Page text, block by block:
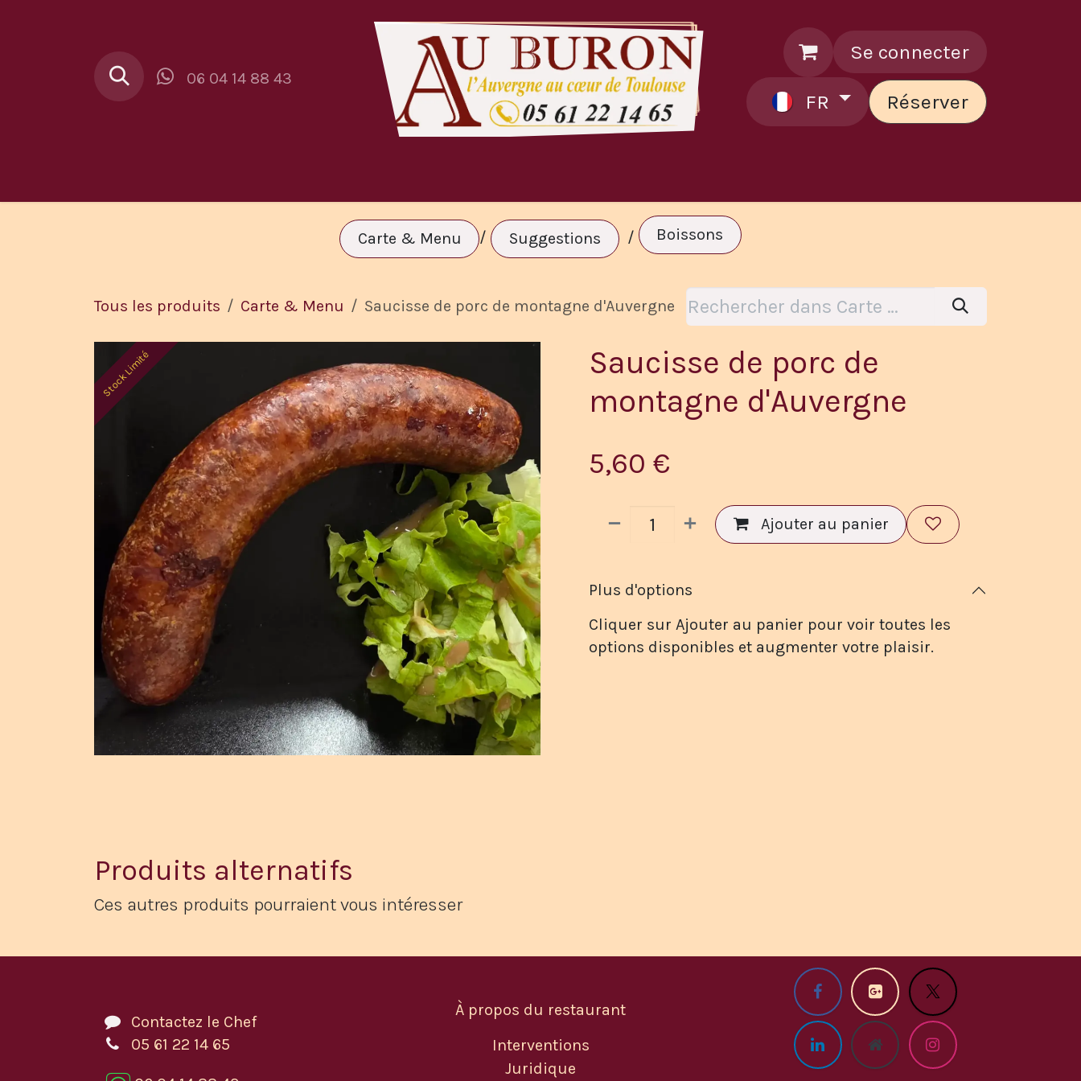
06 04 14 88 43
Se connecter
FR Réserver
Carte & Menu / Suggestions / Boissons
Tous les produits Carte & Menu Saucisse de porc de montagne d'Auvergne
Stock Limité
Saucisse de porc de
montagne d'Auvergne
5,60 €
Ajouter au panier
Plus d'options
Cliquer sur Ajouter au panier pour voir toutes les
options disponibles et augmenter votre plaisir.
Produits alternatifs
Ces autres produits pourraient vous intéresser
À propos du restaurant
Interventions
Juridique
Contactez le Chef
05 61 22 14 65